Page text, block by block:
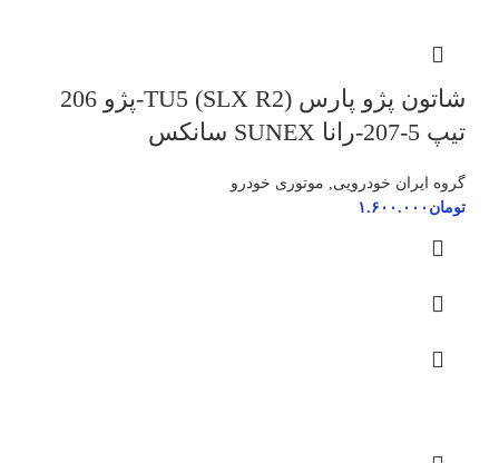
شاتون پژو پارس (SLX R2) TU5-پژو 206
تیپ 5-207-رانا SUNEX سانکس
گروه ایران خودرویی, موتوری خودرو
تومان ۱.۶۰۰.۰۰۰